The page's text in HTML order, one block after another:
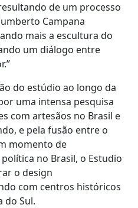
de um processo
Campana
mais a escultura do
um diálogo entre
do estúdio ao longo da
uma intensa pesquisa
com artesãos no Brasil e
e pela fusão entre o
momento de
no Brasil, o Estudio
o design
com centros históricos
do Sul.